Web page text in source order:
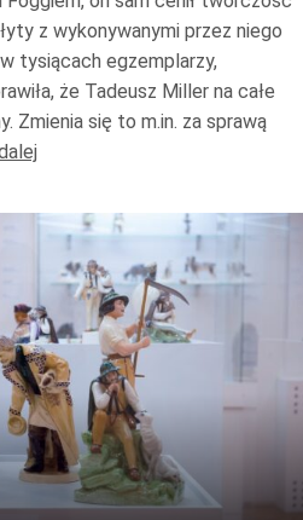
z wykonywanymi przez niego
tysiącach egzemplarzy,
że Tadeusz Miller na całe
Zmienia się to m.in. za sprawą